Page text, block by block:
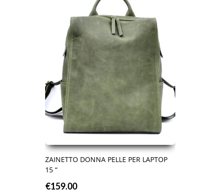
ZAINETTO DONNA PELLE PER LAPTOP
15 “
€159.00